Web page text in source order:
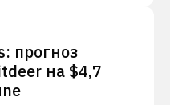
прогноз
на $4,7